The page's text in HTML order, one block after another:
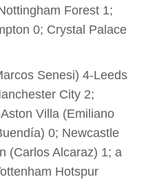
Forest 1;
0; Crystal Palace
Senesi) 4-Leeds
City 2;
Villa (Emiliano
0; Newcastle
(Carlos Alcaraz) 1; a
Hotspur